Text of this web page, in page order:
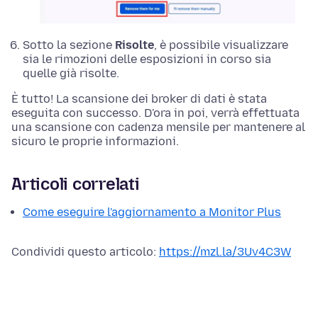
Sotto la sezione Risolte, è possibile visualizzare
sia le rimozioni delle esposizioni in corso sia
quelle già risolte.
È tutto! La scansione dei broker di dati è stata
eseguita con successo. D'ora in poi, verrà effettuata
una scansione con cadenza mensile per mantenere al
sicuro le proprie informazioni.
Articoli correlati
Come eseguire l'aggiornamento a Monitor Plus
Condividi questo articolo: https://mzl.la/3Uv4C3W